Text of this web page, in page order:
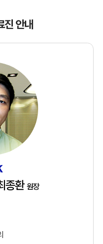
진 안내
종환 원장